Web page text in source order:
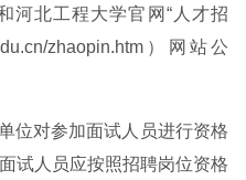
河北工程大学官网“人才招
zhaopin.htm）网站公
位对参加面试人员进行资格
试人员应按照招聘岗位资格